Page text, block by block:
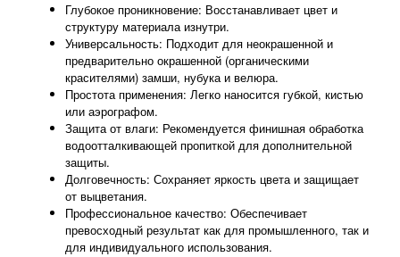
Глубокое проникновение: Восстанавливает цвет и
структуру материала изнутри.
Универсальность: Подходит для неокрашенной и
предварительно окрашенной (органическими
красителями) замши, нубука и велюра.
Простота применения: Легко наносится губкой, кистью
или аэрографом.
Защита от влаги: Рекомендуется финишная обработка
водоотталкивающей пропиткой для дополнительной
защиты.
Долговечность: Сохраняет яркость цвета и защищает
от выцветания.
Профессиональное качество: Обеспечивает
превосходный результат как для промышленного, так и
для индивидуального использования.